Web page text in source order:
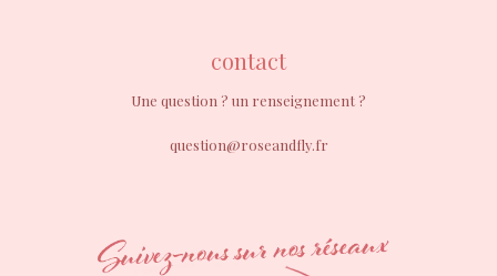
contact
Une question ? un renseignement ?
question@roseandfly.fr